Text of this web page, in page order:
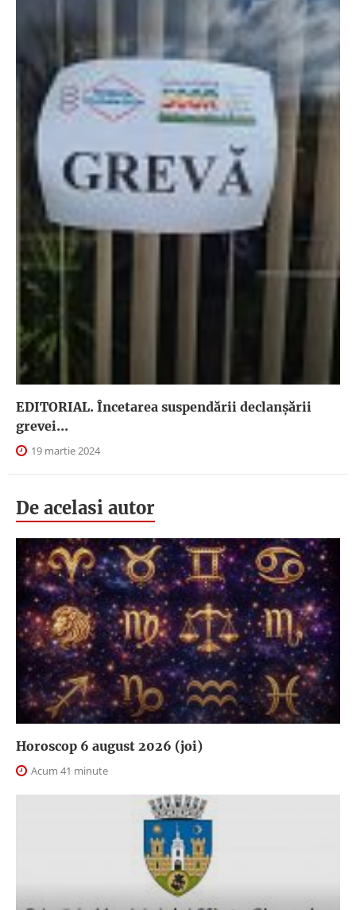
EDITORIAL. Încetarea suspendării declanşării
grevei...
19 martie 2024
De acelasi autor
Horoscop 6 august 2026 (joi)
Acum 41 minute